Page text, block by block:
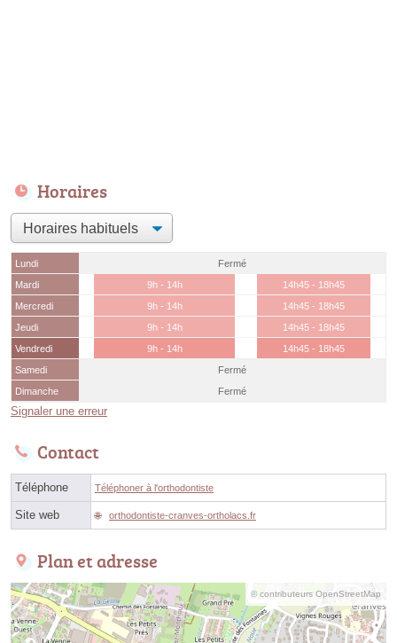
Horaires
Lundi
Fermé
Mardi
9h - 14h
14h45 - 18h45
Mercredi
9h - 14h
14h45 - 18h45
Jeudi
9h - 14h
14h45 - 18h45
Vendredi
9h - 14h
14h45 - 18h45
Samedi
Fermé
Dimanche
Fermé
Signaler une erreur
Contact
Téléphone Téléphoner à l'orthodontiste
Site web orthodontiste-cranves-ortholacs.fr
Plan et adresse
© contributeurs OpenStreetMap